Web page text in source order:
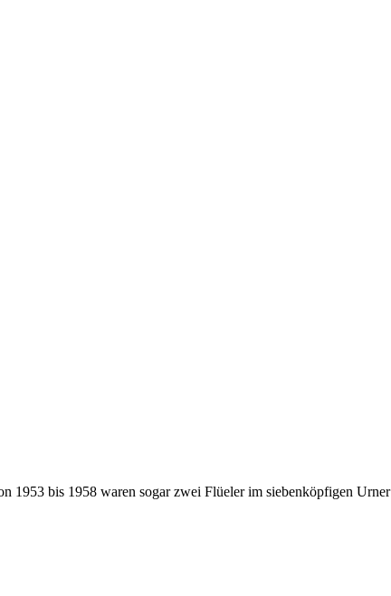
1953 bis 1958 waren sogar zwei Flüeler im siebenköpfigen Urner